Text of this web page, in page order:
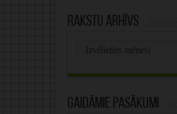
Rakstu arhīvs
Gaidāmie pasākumi